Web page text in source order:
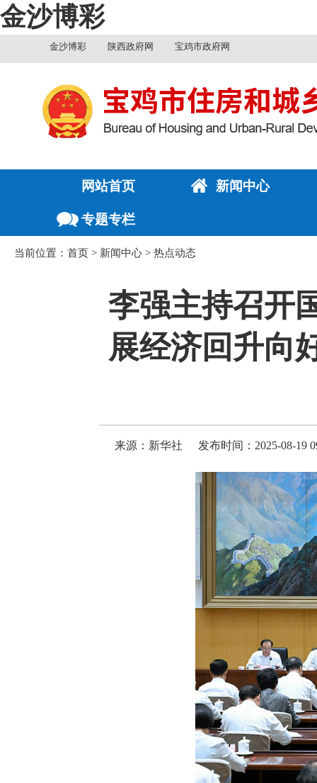
金沙博彩
金沙博彩 陕西政府网 宝鸡市政府网
网站首页 新闻中心
专题专栏
当前位置： 首页 > 新闻中心 > 热点动态
李强主持召开
展经济回升向
来源：新华社 发布时间：2025-08-19